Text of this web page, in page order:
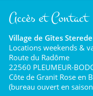
Accès et Contact
Village de Gîtes
Locations weekends &
Route du Radôme
22560 PLEUMEUR-
Côte de Granit Rose en
(bureau ouvert en